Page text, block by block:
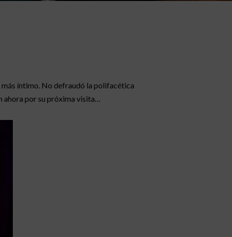
más íntimo. No defraudó la polifacética
ahora por su próxima visita…